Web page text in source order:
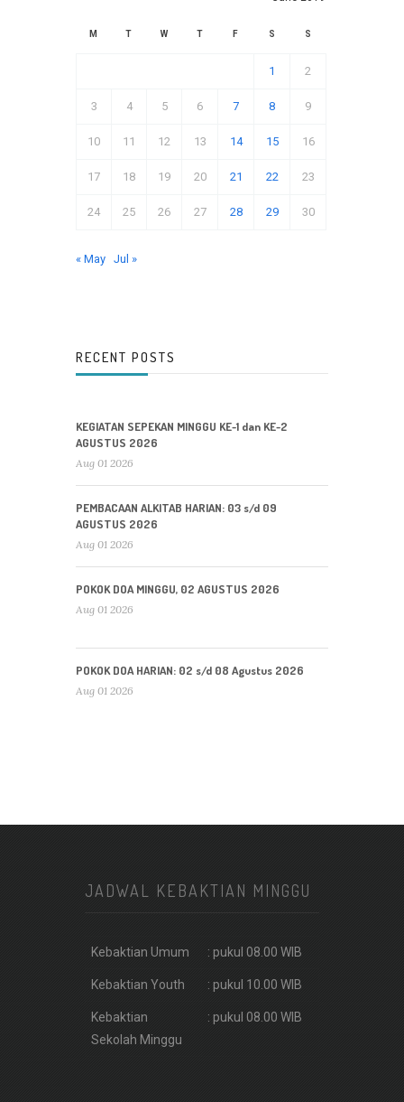
M T W T F S S
1 2
3 4 5 6 7 8 9
10 11 12 13 14 15 16
17 18 19 20 21 22 23
24 25 26 27 28 29 30
« May Jul »
RECENT POSTS
KEGIATAN SEPEKAN MINGGU KE-1 dan KE-2
AGUSTUS 2026
Aug 01 2026
PEMBACAAN ALKITAB HARIAN: 03 s/d 09
AGUSTUS 2026
Aug 01 2026
POKOK DOA MINGGU, 02 AGUSTUS 2026
Aug 01 2026
POKOK DOA HARIAN: 02 s/d 08 Agustus 2026
Aug 01 2026
JADWAL KEBAKTIAN MINGGU
Kebaktian Umum : pukul 08.00 WIB
Kebaktian Youth : pukul 10.00 WIB
Kebaktian
Sekolah Minggu
: pukul 08.00 WIB